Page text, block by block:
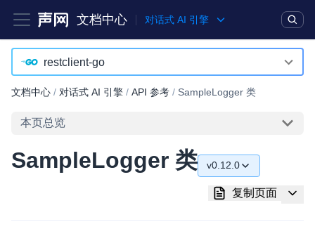
文档中心 对话式 AI 引擎
产品 解决方案
突破传统文字交互模式，与 AI 进行高拟真、自然流畅的实时语
音对话
restclient-go
agent-go
agent-python
Android
文档中心 / 对话式 AI 引擎 / API 参考 / SampleLogger 类
本页总览
SampleLogger 类 v0.12.0
v0.12.0复制页面